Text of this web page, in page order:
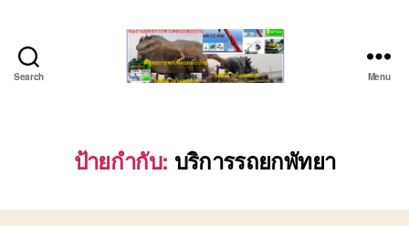
Search
ยก
ของ
ติดต่อ
Menu
ป้ายกำกับ: บริการรถยกพัทยา